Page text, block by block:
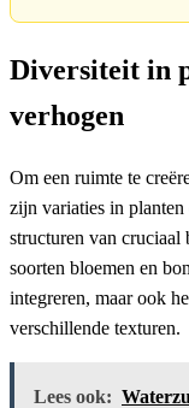
Diversiteit in
verhogen
Om een ruimte te
zijn variaties in planten
structuren van cruciaal
soorten bloemen en
integreren, maar ook
verschillende texturen.
Lees ook: